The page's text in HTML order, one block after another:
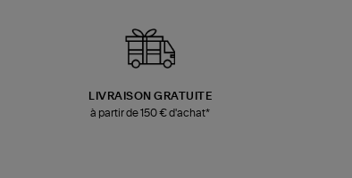
LIVRAISON GRATUITE
à partir de 150 € d'achat*